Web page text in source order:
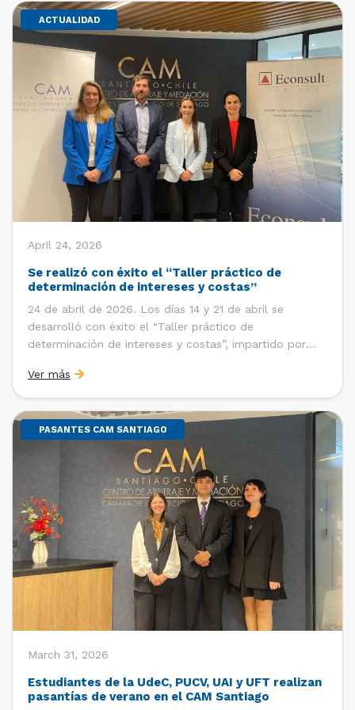
ACTUALIDAD
April 24, 2026
Se realizó con éxito el “Taller práctico de
determinación de intereses y costas”
24 de abril de 2026. Los días 14 y 21 de abril se
desarrolló con éxito el “Taller práctico de
determinación de intereses y costas”, impartido por
Universidad Católica de Chile y Magíster en Economía
de la Universidad de Chicago) y María Luisa Petitpas
[…]
Ver más
PASANTES CAM SANTIAGO
March 31, 2026
Estudiantes de la UdeC, PUCV, UAI y UFT realizan
pasantías de verano en el CAM Santiago